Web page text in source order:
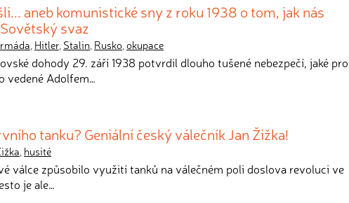
aneb komunistické sny z roku 1938 o tom, jak nás
svaz
, Hitler, Stalin, Rusko,okupace
dohody 29. září 1938 potvrdil dlouho tušené nebezpečí, jaké pro
vedené Adolfem…
tanku? Geniální český válečník Jan Žižka!
, husité
válce způsobilo využití tanků na válečném poli doslova revoluci ve
je ale…